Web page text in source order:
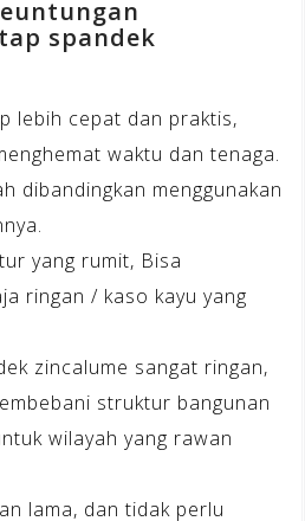
spandek
lebih cepat dan praktis,
waktu dan tenaga.
dibandingkan menggunakan
yang rumit, Bisa
ringan / kaso kayu yang
zincalume sangat ringan,
struktur bangunan
wilayah yang rawan
lama, dan tidak perlu